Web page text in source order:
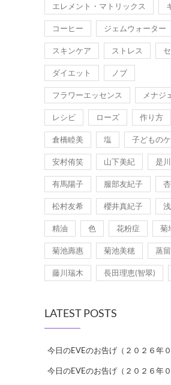
エレメント・マトリックス
コーヒー ジェムウォーター
スキンケア ストレス
ダイエット ノブ
フラワーエッセンス メナジ
レシピ ローズ 作り方
倉橋睦美 塩 子どもの
安村侑笑 山下美紀 是
有馬陽子 服部友紀子 杏
松村友希 櫻井真紀子
精油 色 花粉症 菊
菊池壽惠 菊池美穂 蒸
藤川瑞木 長田理恵(智翠)
LATEST POSTS
今日のEVEのお告げ（２０２６年０
今日のEVEのお告げ（２０２６年０